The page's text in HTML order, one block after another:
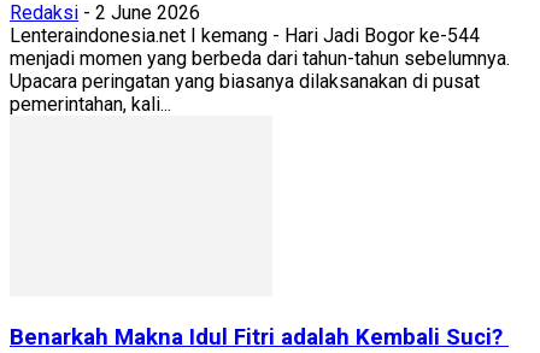
Redaksi - 2 June 2026
Lenteraindonesia.net I kemang - Hari Jadi Bogor ke-544
menjadi momen yang berbeda dari tahun-tahun sebelumnya.
Upacara peringatan yang biasanya dilaksanakan di pusat
pemerintahan, kali...
Benarkah Makna Idul Fitri adalah Kembali Suci?